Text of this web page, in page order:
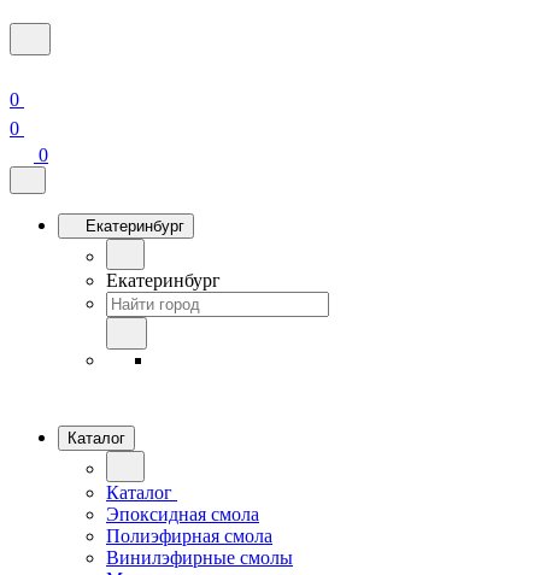
0
0
0
Екатеринбург
Екатеринбург
Каталог
Каталог
Эпоксидная смола
Полиэфирная смола
Винилэфирные смолы